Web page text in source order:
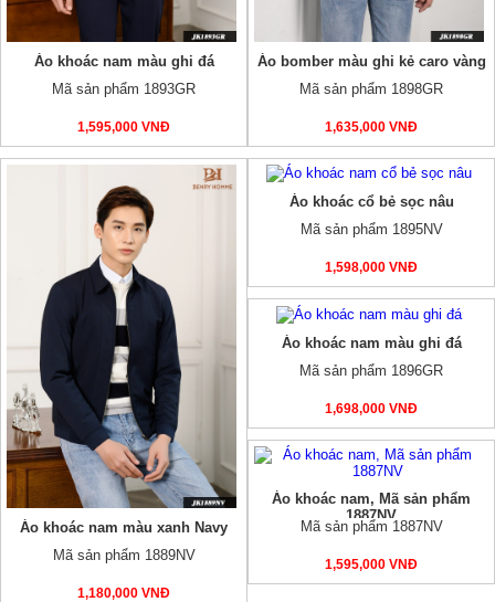
Áo khoác nam màu ghi đá
Mã sản phẩm 1893GR
1,595,000 VNĐ
Áo bomber màu ghi kẻ caro vàng
Mã sản phẩm 1898GR
1,635,000 VNĐ
Áo khoác nam màu xanh Navy
Mã sản phẩm 1889NV
1,180,000 VNĐ
Áo khoác cổ bẻ sọc nâu
Mã sản phẩm 1895NV
1,598,000 VNĐ
Áo khoác nam màu ghi đá
Mã sản phẩm 1896GR
1,698,000 VNĐ
Áo khoác nam, Mã sản phẩm
1887NV
Mã sản phẩm 1887NV
1,595,000 VNĐ